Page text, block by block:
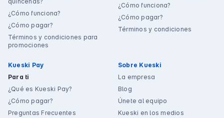
¿Cómo funciona?
¿Cómo pagar?
Términos y condiciones para
promociones
¿Cómo funciona?
¿Cómo pagar?
Términos y condiciones
Kueski Pay
Para ti
¿Qué es Kueski Pay?
¿Cómo pagar?
Preguntas Frecuentes
Sobre Kueski
La empresa
Blog
Únete al equipo
Kueski en los medios